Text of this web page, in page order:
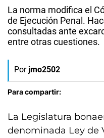
La norma modifica el
de Ejecución Penal.
consultadas ante
entre otras cuestiones.
Por jmo2502
Para compartir:
La Legislatura
denominada Ley de